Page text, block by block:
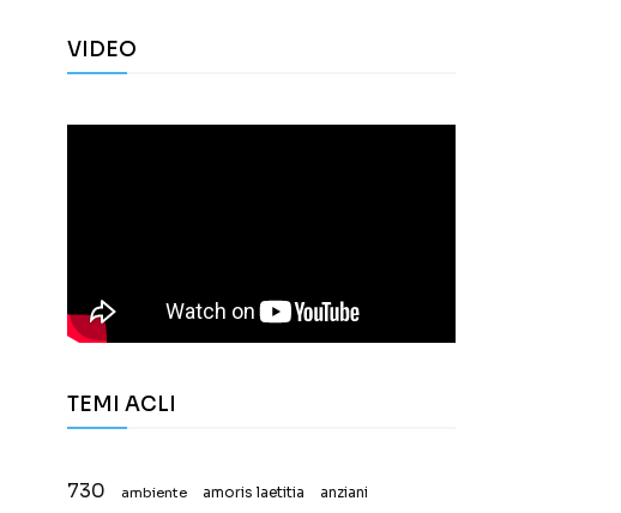
VIDEO
TEMI ACLI
730 ambiente amoris laetitia anziani